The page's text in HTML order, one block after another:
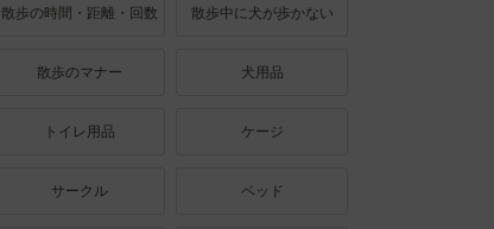
散歩の時間・距離・回数 散歩中に犬が歩かない
散歩のマナー 犬用品
トイレ用品 ケージ
サークル ベッド